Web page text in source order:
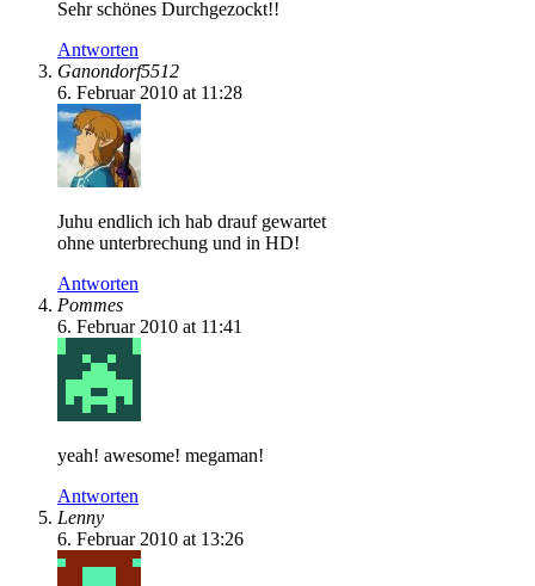
Sehr schönes Durchgezockt!!
Antworten
Ganondorf5512
6. Februar 2010 at 11:28
Juhu endlich ich hab drauf gewartet
ohne unterbrechung und in HD!
Antworten
Pommes
6. Februar 2010 at 11:41
yeah! awesome! megaman!
Antworten
Lenny
6. Februar 2010 at 13:26